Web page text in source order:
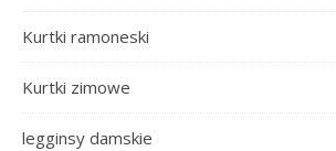
Kurtki ramoneski
Kurtki zimowe
legginsy damskie